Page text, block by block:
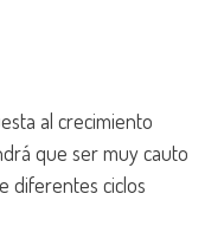
al crecimiento
que ser muy cauto
diferentes ciclos